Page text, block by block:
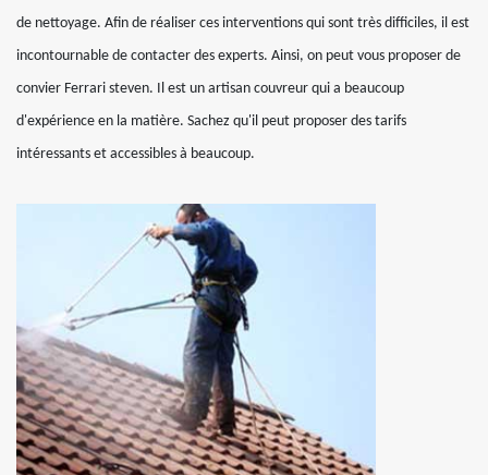
de nettoyage. Afin de réaliser ces interventions qui sont très difficiles, il est
incontournable de contacter des experts. Ainsi, on peut vous proposer de
convier Ferrari steven. Il est un artisan couvreur qui a beaucoup
d'expérience en la matière. Sachez qu'il peut proposer des tarifs
intéressants et accessibles à beaucoup.